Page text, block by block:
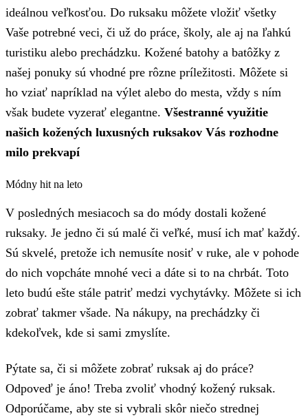
ideálnou veľkosťou. Do ruksaku môžete vložiť všetky
Vaše potrebné veci, či už do práce, školy, ale aj na ľahkú
turistiku alebo prechádzku. Kožené batohy a batôžky z
našej ponuky sú vhodné pre rôzne príležitosti. Môžete si
ho vziať napríklad na výlet alebo do mesta, vždy s ním
však budete vyzerať elegantne. Všestranné využitie
našich kožených luxusných ruksakov Vás rozhodne
milo prekvapí
Módny hit na leto
V posledných mesiacoch sa do módy dostali kožené
ruksaky. Je jedno či sú malé či veľké, musí ich mať každý.
Sú skvelé, pretože ich nemusíte nosiť v ruke, ale v pohode
do nich vopcháte mnohé veci a dáte si to na chrbát. Toto
leto budú ešte stále patriť medzi vychytávky. Môžete si ich
zobrať takmer všade. Na nákupy, na prechádzky či
kdekoľvek, kde si sami zmyslíte.
Pýtate sa, či si môžete zobrať ruksak aj do práce?
Odpoveď je áno! Treba zvoliť vhodný kožený ruksak.
Odporúčame, aby ste si vybrali skôr niečo strednej